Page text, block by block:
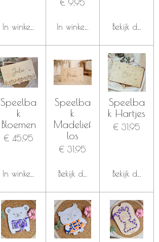
In winkelwagen
€ 9,95
In winkelwagen Bekijk details
Speelba
k
Bloemen
€ 45,95
In winkelwagen
Speelba
k
Madelief
los
€ 31,95
Bekijk details
Speelba
k Hartjes
€ 31,95
Bekijk details